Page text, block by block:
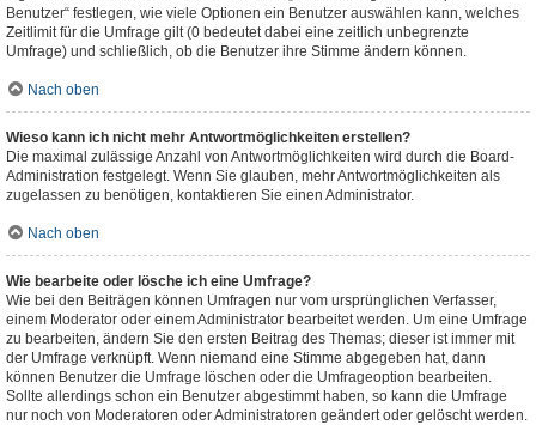
Benutzer“ festlegen, wie viele Optionen ein Benutzer auswählen kann, welches
Zeitlimit für die Umfrage gilt (0 bedeutet dabei eine zeitlich unbegrenzte
Umfrage) und schließlich, ob die Benutzer ihre Stimme ändern können.
Nach oben
Wieso kann ich nicht mehr Antwortmöglichkeiten erstellen?
Die maximal zulässige Anzahl von Antwortmöglichkeiten wird durch die Board-
Administration festgelegt. Wenn Sie glauben, mehr Antwortmöglichkeiten als
zugelassen zu benötigen, kontaktieren Sie einen Administrator.
Nach oben
Wie bearbeite oder lösche ich eine Umfrage?
Wie bei den Beiträgen können Umfragen nur vom ursprünglichen Verfasser,
einem Moderator oder einem Administrator bearbeitet werden. Um eine Umfrage
zu bearbeiten, ändern Sie den ersten Beitrag des Themas; dieser ist immer mit
der Umfrage verknüpft. Wenn niemand eine Stimme abgegeben hat, dann
können Benutzer die Umfrage löschen oder die Umfrageoption bearbeiten.
Sollte allerdings schon ein Benutzer abgestimmt haben, so kann die Umfrage
nur noch von Moderatoren oder Administratoren geändert oder gelöscht werden.